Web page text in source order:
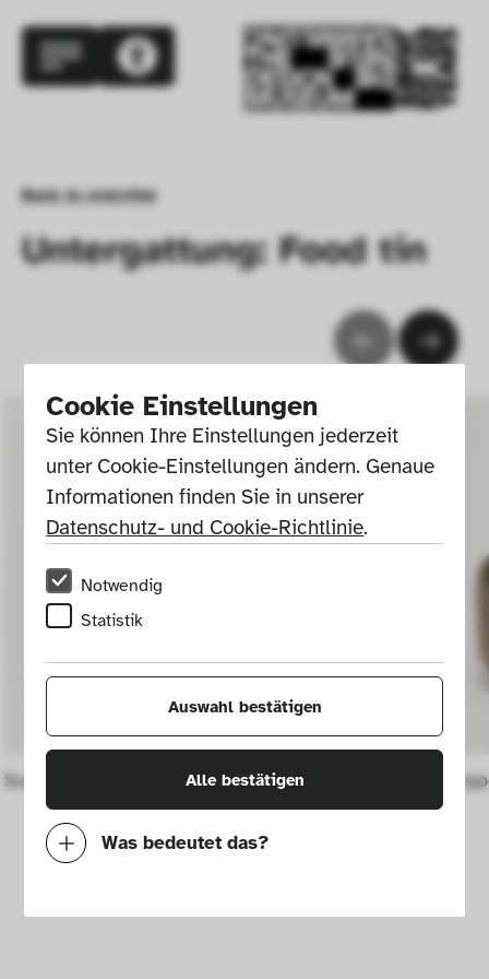
Cookie Einstellungen
Sie können Ihre Einstellungen jederzeit
unter Cookie-Einstellungen ändern. Genaue
Informationen finden Sie in unserer
Datenschutz- und Cookie-Richtlinie.
Notwendig
Statistik
Auswahl bestätigen
Alle bestätigen
Was bedeutet das?
Mit diesen Cookies können wir durch
Back to overview
Untergattung: Food tin
Sugar bowl Tea caddy